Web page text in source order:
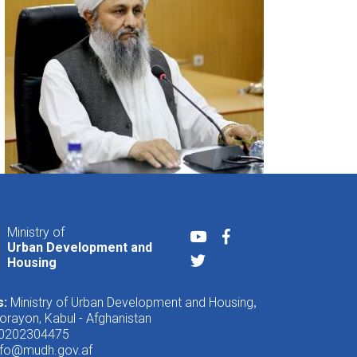
Ministry of
Urban Development and
Housing
YoutubeFacebook
Twitter
Ministry of Urban Development and Housing,
Kabul - Afghanistan